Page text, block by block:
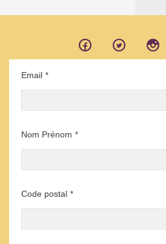
Email *
Nom Prénom *
Code postal *